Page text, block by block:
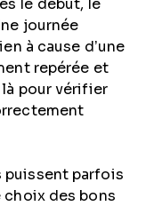
le début, le
journée
à cause d’une
repérée et
pour vérifier
puissent parfois
des bons